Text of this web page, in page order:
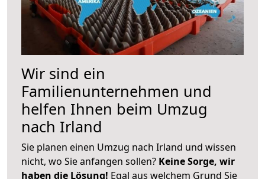
Wir sind ein
Familienunternehmen und
helfen Ihnen beim Umzug
nach Irland
Sie planen einen Umzug nach Irland und wissen
nicht, wo Sie anfangen sollen? Keine Sorge, wir
haben die Lösung! Egal aus welchem Grund Sie